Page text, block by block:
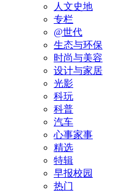
人文史地
专栏
@世代
生态与环保
时尚与美容
设计与家居
光影
科玩
科普
汽车
心事家事
精选
特辑
早报校园
热门